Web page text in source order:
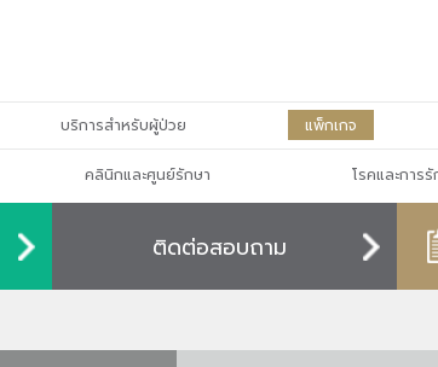
บริการสำหรับผู้ป่วย แพ็กเกจ
คลินิกและศูนย์รักษา โรคและการรั
ติดต่อสอบถาม